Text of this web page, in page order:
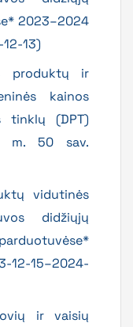
2023–2024
13)
produktų ir
kainos
tinklų (DPT)
m. 50 sav.
vidutinės
didžiųjų
12-15–2024-
ir vaisių